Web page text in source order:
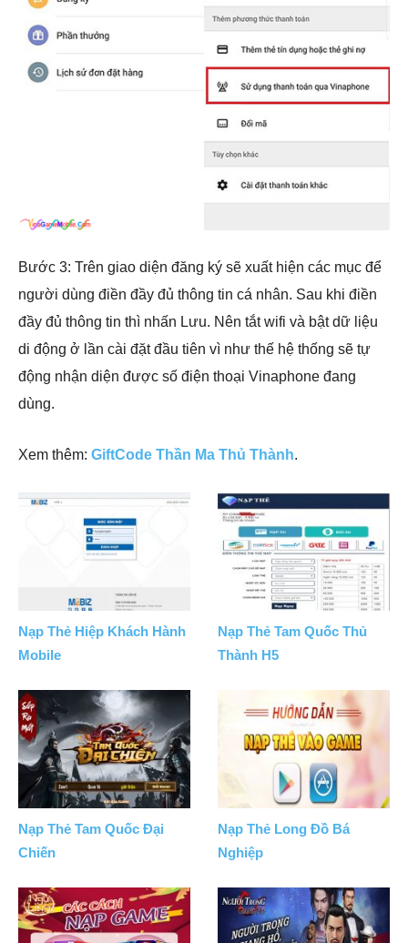
Bước 3: Trên giao diện đăng ký sẽ xuất hiện các mục để
người dùng điền đầy đủ thông tin cá nhân. Sau khi điền
đầy đủ thông tin thì nhấn Lưu. Nên tắt wifi và bật dữ liệu
di động ở lần cài đặt đầu tiên vì như thế hệ thống sẽ tự
động nhận diện được số điện thoại Vinaphone đang
dùng.
Xem thêm: GiftCode Thần Ma Thủ Thành.
Nạp Thẻ Hiệp Khách Hành
Mobile
Nạp Thẻ Tam Quốc Thủ
Thành H5
Nạp Thẻ Tam Quốc Đại
Chiến
Nạp Thẻ Long Đồ Bá
Nghiệp